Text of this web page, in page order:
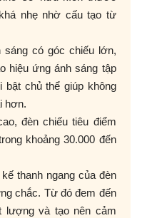
nhẹ nhờ cấu tạo từ
có góc chiếu lớn,
hiệu ứng ánh sáng tập
chủ thể giúp không
hơn.
đèn chiếu tiêu điểm
khoảng 30.000 đến
thanh ngang của đèn
chắc. Từ đó đem đến
lượng và tạo nên cảm